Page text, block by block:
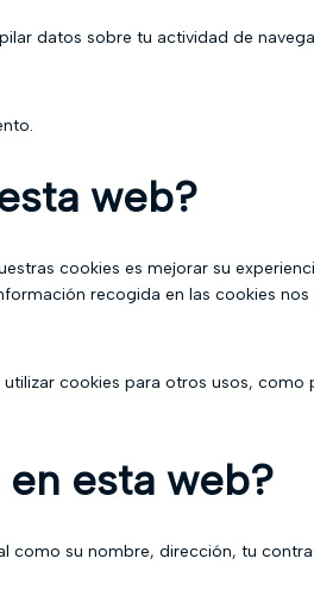
datos sobre tu actividad de
web?
cookies es mejorar su
recogida en las cookies
cookies para otros usos,
esta web?
como su nombre, dirección, tu